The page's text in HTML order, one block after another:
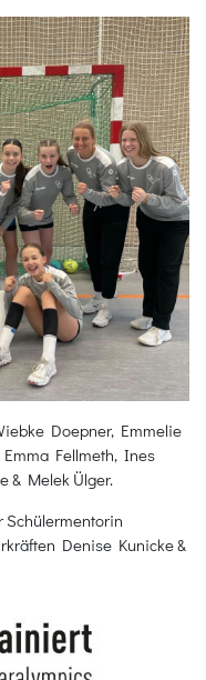
Doepner, Emmelie
Emma Fellmeth, Ines
& Melek Ülger.
Schülermentorin
Denise Kunicke &